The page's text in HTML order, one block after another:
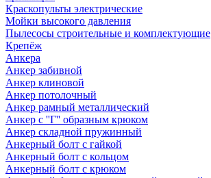
Краскопульты электрические
Мойки высокого давления
Пылесосы строительные и комплектующие
Крепёж
Анкера
Анкер забивной
Анкер клиновой
Анкер потолочный
Анкер рамный металлический
Анкер с ''Г'' образным крюком
Анкер складной пружинный
Анкерный болт с гайкой
Анкерный болт с кольцом
Анкерный болт с крюком